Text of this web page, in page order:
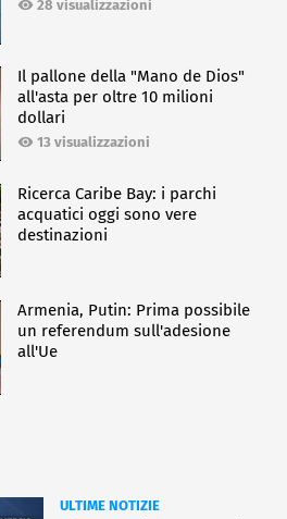
28 visualizzazioni
Il pallone della "Mano de Dios"
all'asta per oltre 10 milioni
dollari
13 visualizzazioni
Ricerca Caribe Bay: i parchi
acquatici oggi sono vere
destinazioni
Armenia, Putin: Prima possibile
un referendum sull'adesione
all'Ue
ULTIME NOTIZIE